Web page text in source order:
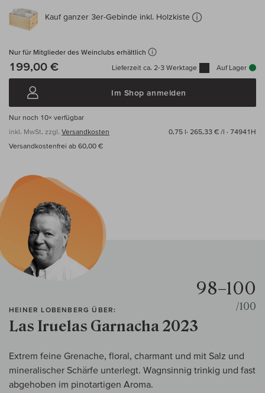
Kauf ganzer 3er-Gebinde inkl. Holzkiste
Nur für Mitglieder des Weinclubs erhältlich
199,00 € Lieferzeit ca. 2-3 Werktage Auf Lager
Im Shop anmelden
Nur noch 10× verfügbar
inkl. MwSt, zzgl. Versandkosten 0,75 l· 265,33 € /l · 74941H
Versandkostenfrei ab 60,00 €
HEINER LOBENBERG ÜBER:
Las Iruelas Garnacha 2023
98–100
/100
Extrem feine Grenache, floral, charmant und mit Salz und
mineralischer Schärfe unterlegt. Wagnsinnig trinkig und fast
abgehoben im pinotartigen Aroma.